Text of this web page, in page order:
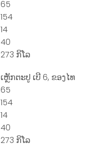
65
154
14
40
273 ກິໂລ
ເຫຼັກຕະປູ ເບີ 6, ຂອງໄທ
65
154
14
40
273 ກິໂລ